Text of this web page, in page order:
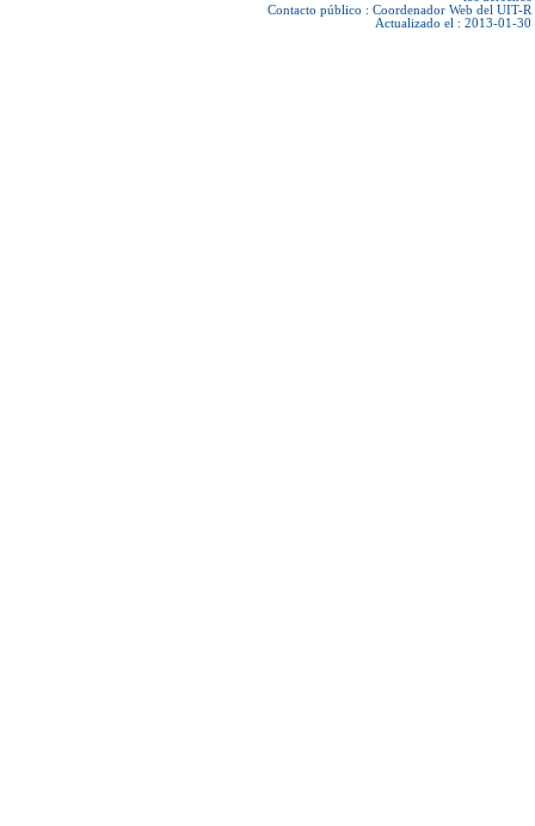
Contacto público : Coordenador Web del UIT-R
Actualizado el : 2013-01-30